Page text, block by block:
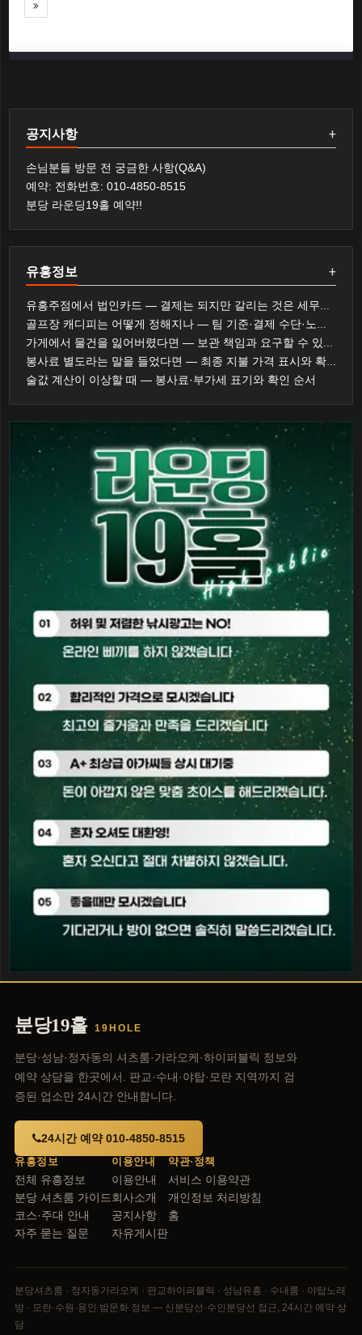
+
공지사항
손님분들 방문 전 궁금한 사항(Q&A)
예약: 전화번호: 010-4850-8515
분당 라운딩19홀 예약!!
+
유흥정보
유흥주점에서 법인카드 — 결제는 되지만 갈리는 것은 세무와 사규다
골프장 캐디피는 어떻게 정해지나 — 팀 기준·결제 수단·노캐디 선택
가게에서 물건을 잃어버렸다면 — 보관 책임과 요구할 수 있는 것
봉사료 별도라는 말을 들었다면 — 최종 지불 가격 표시와 확인 순서
술값 계산이 이상할 때 — 봉사료·부가세 표기와 확인 순서
분당19홀 19HOLE
분당·성남·정자동의 셔츠룸·가라오케·하이퍼블릭 정보와
예약 상담을 한곳에서. 판교·수내·야탑·모란 지역까지 검
증된 업소만 24시간 안내합니다.
24시간 예약 010-4850-8515
유흥정보
전체 유흥정보
분당 셔츠룸 가이드
코스·주대 안내
자주 묻는 질문
이용안내
이용안내
회사소개
공지사항
자유게시판
약관·정책
서비스 이용약관
개인정보 처리방침
홈
분당셔츠룸 · 정자동가라오케 · 판교하이퍼블릭 · 성남유흥 · 수내룸 · 야탑노래
방 · 모란·수원·용인 밤문화 정보 — 신분당선·수인분당선 접근, 24시간 예약 상
담